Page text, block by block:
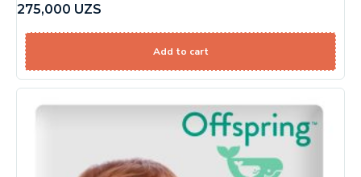
275,000 UZS
Add to cart